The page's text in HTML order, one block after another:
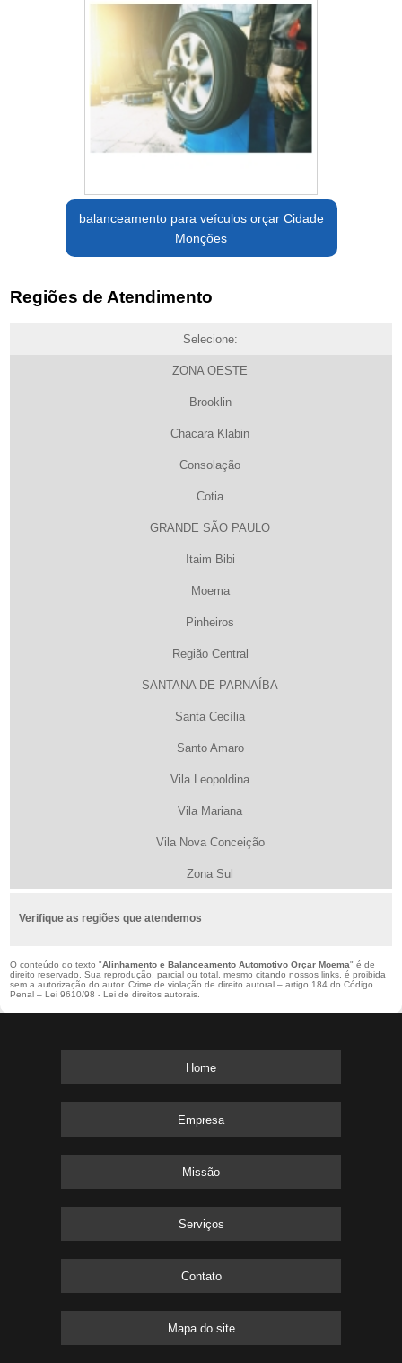
balanceamento para veículos orçar Cidade
Monções
Regiões de Atendimento
Selecione:
ZONA OESTE
Brooklin
Chacara Klabin
Consolação
Cotia
GRANDE SÃO PAULO
Itaim Bibi
Moema
Pinheiros
Região Central
SANTANA DE PARNAÍBA
Santa Cecília
Santo Amaro
Vila Leopoldina
Vila Mariana
Vila Nova Conceição
Zona Sul
Verifique as regiões que atendemos
O conteúdo do texto "Alinhamento e Balanceamento Automotivo Orçar Moema" é de
direito reservado. Sua reprodução, parcial ou total, mesmo citando nossos links, é proibida
sem a autorização do autor. Crime de violação de direito autoral – artigo 184 do Código
Penal – Lei 9610/98 - Lei de direitos autorais.
Home
Empresa
Missão
Serviços
Contato
Mapa do site